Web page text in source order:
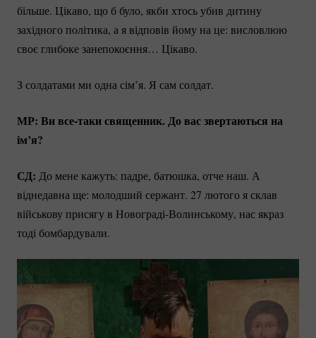
більше. Цікаво, що б було, якби хтось убив дитину
західного політика, а я відповів йому на це: висловлюю
своє глибоке занепокоєння… Цікаво.
З солдатами ми одна сім’я. Я сам солдат.
МР: Вивсе-такисвященник. До вас звертаються на
ім’я?
СД: До мене кажуть: падре, батюшка, отче наш. А
віднедавна ще: молодший сержант. 27 лютого я склав
військову присягу в Новограді-Волинському, нас якраз
тоді бомбардували.